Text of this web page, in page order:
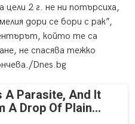
2 г. не ни потърсиха,
дори се бори с рак”,
който те са
не спасява тежко
Dnes.bg
A Parasite, And It
A Drop Of Plain...